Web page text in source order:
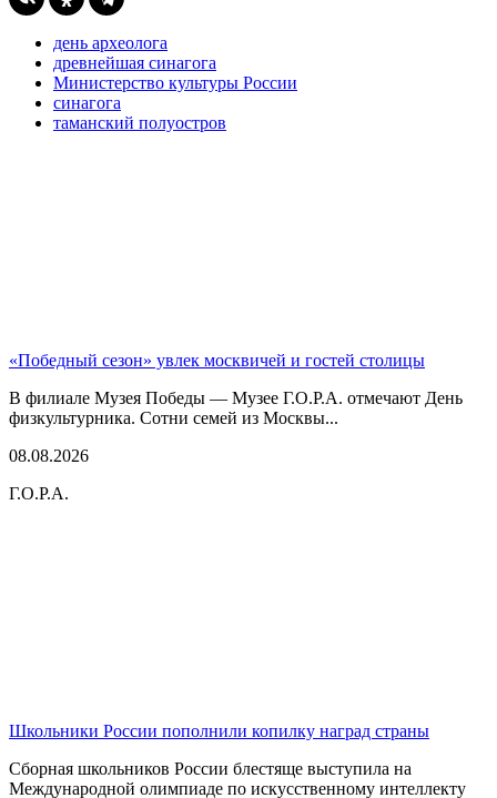
день археолога
древнейшая синагога
Министерство культуры России
синагога
таманский полуостров
«Победный сезон» увлек москвичей и гостей столицы
В филиале Музея Победы — Музее Г.О.Р.А. отмечают День
физкультурника. Сотни семей из Москвы...
08.08.2026
Г.О.Р.А.
Школьники России пополнили копилку наград страны
Сборная школьников России блестяще выступила на
Международной олимпиаде по искусственному интеллекту